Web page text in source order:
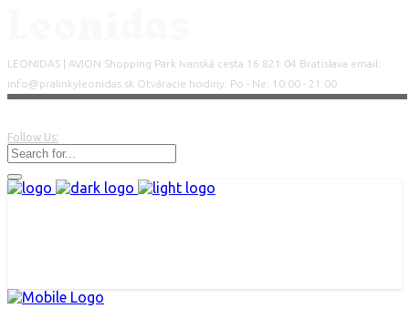
LEONIDAS | AVION Shopping Park Ivanská cesta 16 821 04 Bratislava email:
info@pralinkyleonidas.sk Otváracie hodiny: Po - Ne: 10:00 - 21:00
Follow Us: